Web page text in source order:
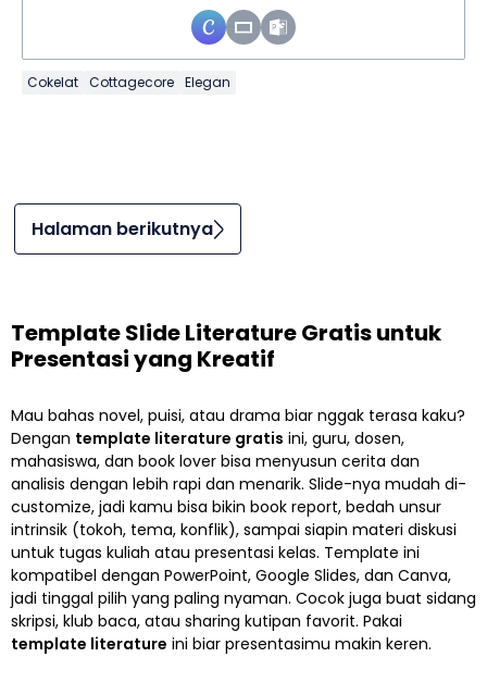
Cokelat Cottagecore Elegan
Halaman berikutnya
Template Slide Literature Gratis untuk
Presentasi yang Kreatif
Mau bahas novel, puisi, atau drama biar nggak terasa kaku?
Dengan template literature gratis ini, guru, dosen,
mahasiswa, dan book lover bisa menyusun cerita dan
analisis dengan lebih rapi dan menarik. Slide-nya mudah di-
customize, jadi kamu bisa bikin book report, bedah unsur
intrinsik (tokoh, tema, konflik), sampai siapin materi diskusi
untuk tugas kuliah atau presentasi kelas. Template ini
kompatibel dengan PowerPoint, Google Slides, dan Canva,
jadi tinggal pilih yang paling nyaman. Cocok juga buat sidang
skripsi, klub baca, atau sharing kutipan favorit. Pakai
template literature ini biar presentasimu makin keren.